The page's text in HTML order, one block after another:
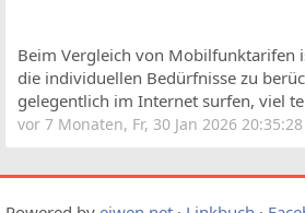
Beim Vergleich von Mobilfunktarifen
die individuellen Bedürfnisse zu
gelegentlich im Internet surfen, viel
vor 7 Monaten, Fr, 30 Jan 2026 20:35:28